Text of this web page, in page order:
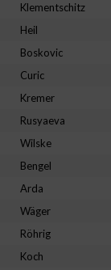
Klementschitz
Heil
Boskovic
Curic
Kremer
Rusyaeva
Wilske
Bengel
Arda
Wäger
Röhrig
Koch